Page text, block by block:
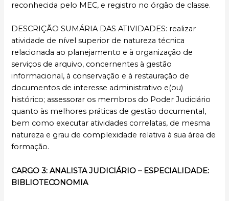
reconhecida pelo MEC, e registro no órgão de classe.
DESCRIÇÃO SUMÁRIA DAS ATIVIDADES: realizar
atividade de nível superior de natureza técnica
relacionada ao planejamento e à organização de
serviços de arquivo, concernentes à gestão
informacional, à conservação e à restauração de
documentos de interesse administrativo e(ou)
histórico; assessorar os membros do Poder Judiciário
quanto às melhores práticas de gestão documental,
bem como executar atividades correlatas, de mesma
natureza e grau de complexidade relativa à sua área de
formação.
CARGO 3: ANALISTA JUDICIÁRIO – ESPECIALIDADE:
BIBLIOTECONOMIA